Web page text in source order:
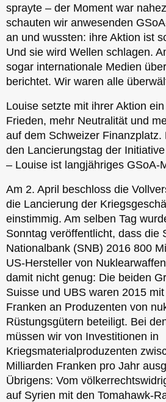
sprayte – der Moment war
schauten wir anwesenden
an und wussten: ihre Aktion ist
Und sie wird Wellen schlagen.
sogar internationale Medien
berichtet. Wir waren alle
Louise setzte mit ihrer Aktion
Frieden, mehr Neutralität und
auf dem Schweizer Finanzplatz.
den Lancierungstag der
– Louise ist langjähriges GSoA-
Am 2. April beschloss die
die Lancierung der
einstimmig. Am selben Tag
Sonntag veröffentlicht, dass die
Nationalbank (SNB) 2016 800
US-Hersteller von
damit nicht genug: Die beiden
Suisse und UBS waren 2015
Franken an Produzenten von
Rüstungsgütern beteiligt. Bei
müssen wir von Investitionen in
Kriegsmaterialproduzenten
Milliarden Franken pro Jahr
Übrigens: Vom
auf Syrien mit den Tomahawk-